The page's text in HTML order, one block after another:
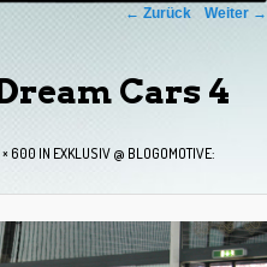
← Zurück Weiter →
Cars 4
600 IN EXKLUSIV @ BLOGOMOTIVE: